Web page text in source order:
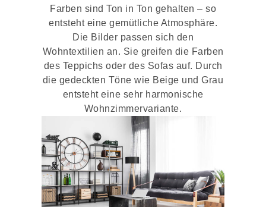
Farben sind Ton in Ton gehalten – so
entsteht eine gemütliche Atmosphäre.
Die Bilder passen sich den
Wohntextilien an. Sie greifen die Farben
des Teppichs oder des Sofas auf. Durch
die gedeckten Töne wie Beige und Grau
entsteht eine sehr harmonische
Wohnzimmervariante.